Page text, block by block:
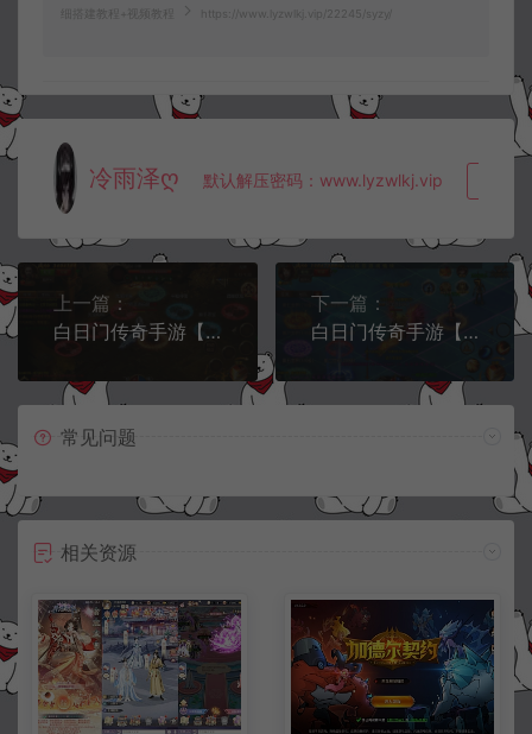
细搭建教程+视频教程 https://www.lyzwlkj.vip/22245/syzy/
冷雨泽ღ 默认解压密码：www.lyzwlkj.vip
上一篇：
白日门传奇手游【屠龙传BT单职业】9月最新整理Win一键服务端+GM后台+安卓+详细搭建教程+视频教程
下一篇：
白日门传奇手游【修剑指轩辕单职业】9月最新整理Win一键服务端+GM后台+安卓+详细搭建教程+视频教程
常见问题
相关资源